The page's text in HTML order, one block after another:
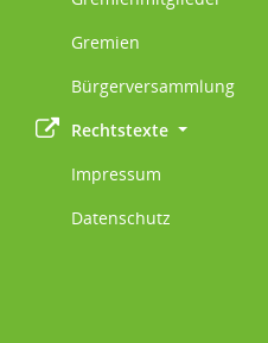
Gremien
Bürgerversammlung
Rechtstexte
Impressum
Datenschutz